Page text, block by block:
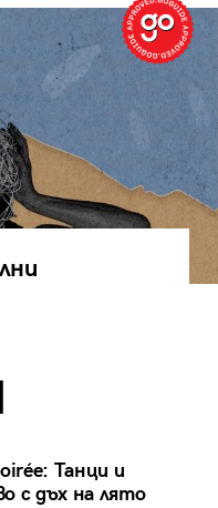
Танци и
с дъх на лято